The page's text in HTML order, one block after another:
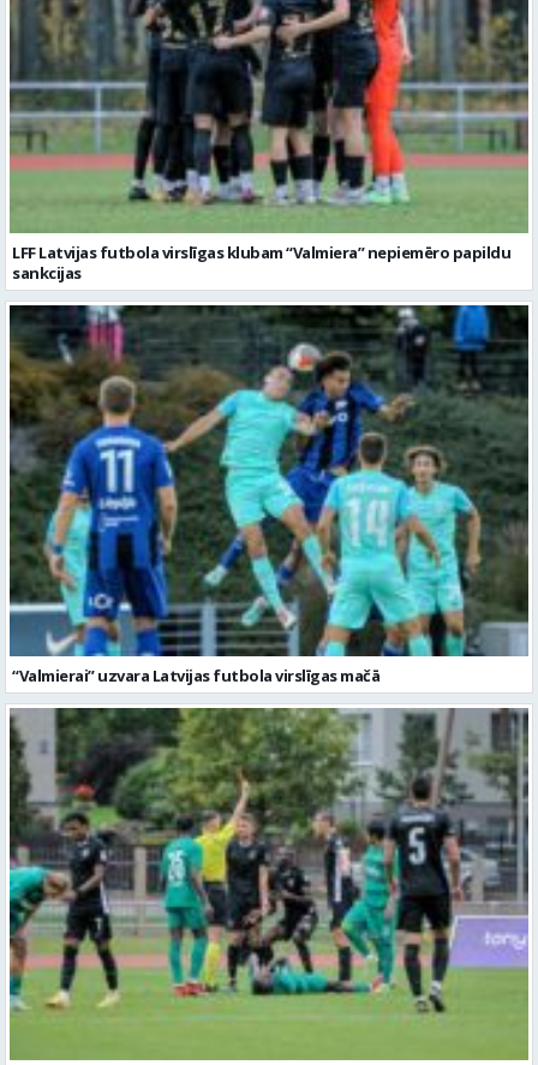
LFF Latvijas futbola virslīgas klubam “Valmiera” nepiemēro papildu
sankcijas
“Valmierai” uzvara Latvijas futbola virslīgas mačā
“Auda” futbola virslīgā izrauj uzvaru pār “Valmieru”
Citi raksti šajā kategorijā: